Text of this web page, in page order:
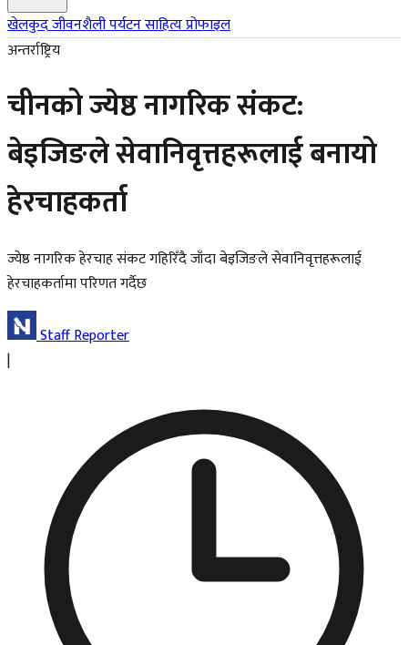
खेलकुदजीवनशैलीपर्यटनसाहित्यप्रोफाइल
अन्तर्राष्ट्रिय
चीनको ज्येष्ठ नागरिक संकट:
बेइजिङले सेवानिवृत्तहरूलाई बनायो
हेरचाहकर्ता
ज्येष्ठ नागरिक हेरचाह संकट गहिरिँदै जाँदा बेइजिङले सेवानिवृत्तहरूलाई
हेरचाहकर्तामा परिणत गर्दैछ
Staff Reporter
|